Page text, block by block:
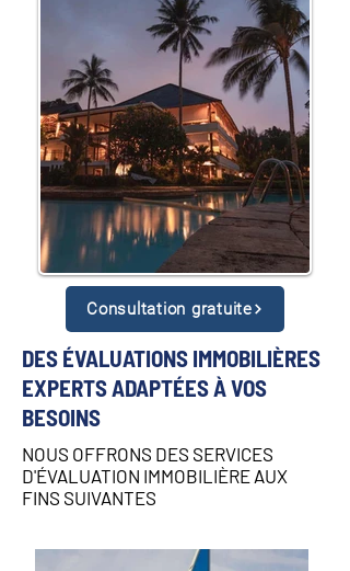
Consultation gratuite
DES ÉVALUATIONS IMMOBILIÈRES
EXPERTS ADAPTÉES À VOS
BESOINS
NOUS OFFRONS DES SERVICES
D'ÉVALUATION IMMOBILIÈRE AUX
FINS SUIVANTES